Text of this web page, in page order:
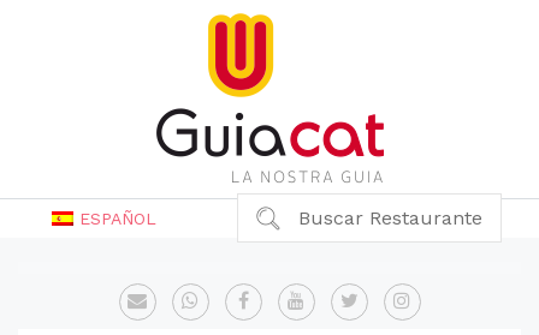
ESPAÑOL Buscar Restaurante